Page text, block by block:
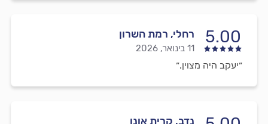
5.00 רחלי, רמת השרון
11 בינואר, 2026
״יעקב היה מצוין.״
נדב, קרית אונו